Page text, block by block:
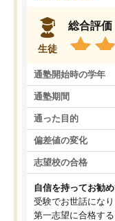
生徒
総合評価
通塾開始時の学年
通塾期間
通った目的
偏差値の変化
志望校の合格
自信を持ってお勧め
受験でお世話にな
第一志望に合格す